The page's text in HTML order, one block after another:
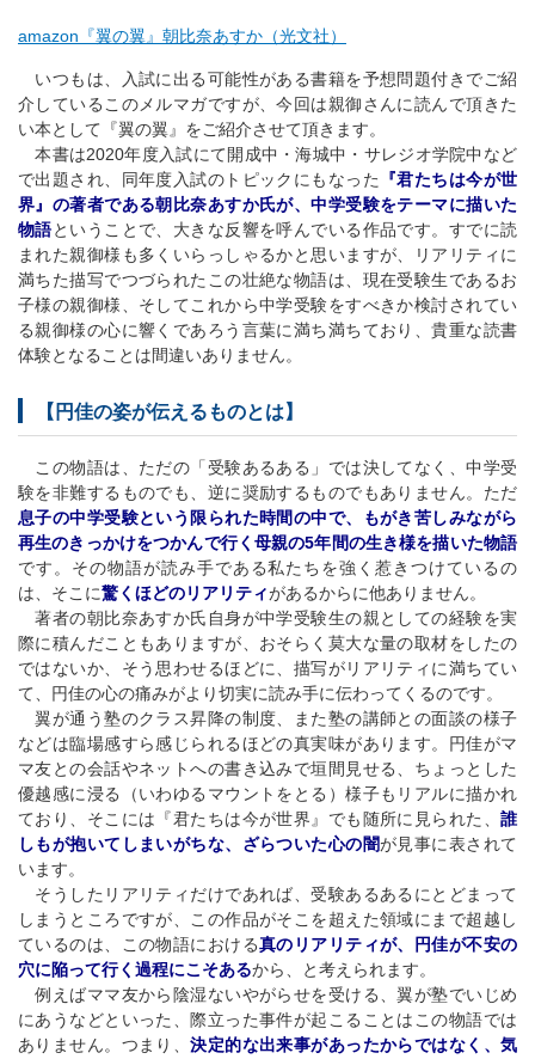
amazon『翼の翼』朝比奈あすか（光文社）
いつもは、入試に出る可能性がある書籍を予想問題付きでご紹
介しているこのメルマガですが、今回は親御さんに読んで頂きた
い本として『翼の翼』をご紹介させて頂きます。
本書は2020年度入試にて開成中・海城中・サレジオ学院中など
で出題され、同年度入試のトピックにもなった
『君たちは今が世
界』の著者である朝比奈あすか氏が、中学受験をテーマに描いた
物語ということで、大きな反響を呼んでいる作品です。すでに読
まれた親御様も多くいらっしゃるかと思いますが、リアリティに
満ちた描写でつづられたこの壮絶な物語は、現在受験生であるお
子様の親御様、そしてこれから中学受験をすべきか検討されてい
る親御様の心に響くであろう言葉に満ち満ちており、貴重な読書
体験となることは間違いありません。
【円佳の姿が伝えるものとは】
この物語は、ただの「受験あるある」では決してなく、中学受
験を非難するものでも、逆に奨励するものでもありません。ただ
息子の中学受験という限られた時間の中で、もがき苦しみながら
再生のきっかけをつかんで行く母親の5年間の生き様を描いた物語
です。その物語が読み手である私たちを強く惹きつけているの
は、そこに驚くほどのリアリティがあるからに他ありません。
著者の朝比奈あすか氏自身が中学受験生の親としての経験を実
際に積んだこともありますが、おそらく莫大な量の取材をしたの
ではないか、そう思わせるほどに、描写がリアリティに満ちてい
て、円佳の心の痛みがより切実に読み手に伝わってくるのです。
翼が通う塾のクラス昇降の制度、また塾の講師との面談の様子
などは臨場感すら感じられるほどの真実味があります。円佳がマ
マ友との会話やネットへの書き込みで垣間見せる、ちょっとした
優越感に浸る（いわゆるマウントをとる）様子もリアルに描かれ
ており、そこには『君たちは今が世界』でも随所に見られた、 誰
しもが抱いてしまいがちな、ざらついた心の闇が見事に表されて
います。
そうしたリアリティだけであれば、受験あるあるにとどまって
しまうところですが、この作品がそこを超えた領域にまで超越し
ているのは、この物語における真のリアリティが、円佳が不安の
穴に陥って行く過程にこそあるから、と考えられます。
例えばママ友から陰湿ないやがらせを受ける、翼が塾でいじめ
にあうなどといった、際立った事件が起こることはこの物語では
ありません。つまり、決定的な出来事があったからではなく、気